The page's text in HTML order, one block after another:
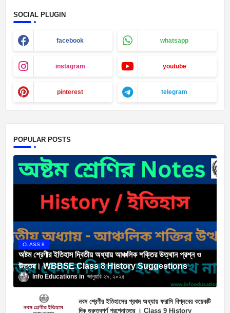
SOCIAL PLUGIN
facebook whatsapp
instagram youtube
pinterest telegram
POPULAR POSTS
CLASS 8
অষ্টম শ্রেণীর ইতিহাস দ্বিতীয় অধ্যায় আঞ্চলিক শক্তির উত্থান প্রশ্ন ও
উত্তর। WBBSE Class 8 History Suggestions
Info Educations জানুয়ারি ২৯, ২০২৫
নবম শ্রেণীর ইতিহাসের প্রথম অধ্যায় ফরাসি বিপ্লবের কয়েকটি
দিক গুরুত্বপূর্ণ প্রশ্নোত্তর । Class 9 History